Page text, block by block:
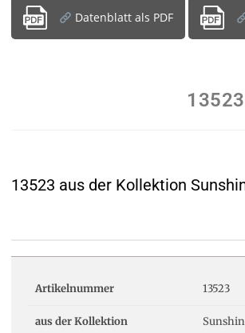
Datenblatt als PDF
13523
13523 aus der Kollektion
Artikelnummer 13523
aus der Kollektion